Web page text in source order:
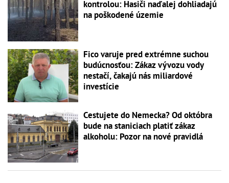
kontrolou: Hasiči naďalej dohliadajú
na poškodené územie
Fico varuje pred extrémne suchou
budúcnosťou: Zákaz vývozu vody
nestačí, čakajú nás miliardové
investície
Cestujete do Nemecka? Od októbra
bude na staniciach platiť zákaz
alkoholu: Pozor na nové pravidlá